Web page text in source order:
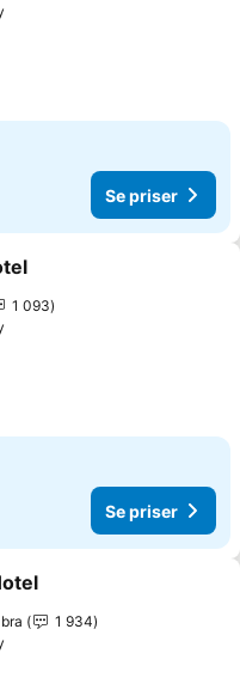
Se priser
til i favoritter
1 093
Se priser
til i favoritter
1 934